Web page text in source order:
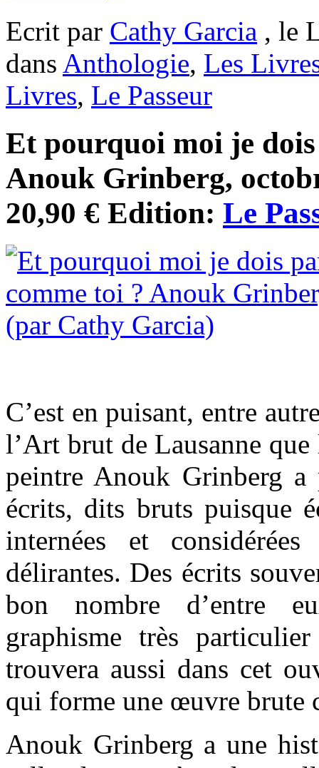
Ecrit par Cathy Garcia , le
dans Anthologie, Les
Livres, Le Passeur
Et pourquoi moi je
Anouk Grinberg,
20,90 € Edition: Le
C’est en puisant, entre
l’Art brut de Lausanne
peintre Anouk Grinberg a
écrits, dits bruts puisque
internées et
délirantes. Des écrits
bon nombre d’entre
graphisme très
trouvera aussi dans cet
qui forme une œuvre brute
Anouk Grinberg a une